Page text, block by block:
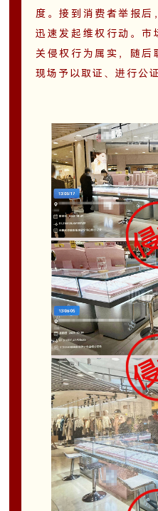
度。接到消费者举报后
迅速发起维权行动。市
关侵权行为属实，随后
现场予以取证、进行公